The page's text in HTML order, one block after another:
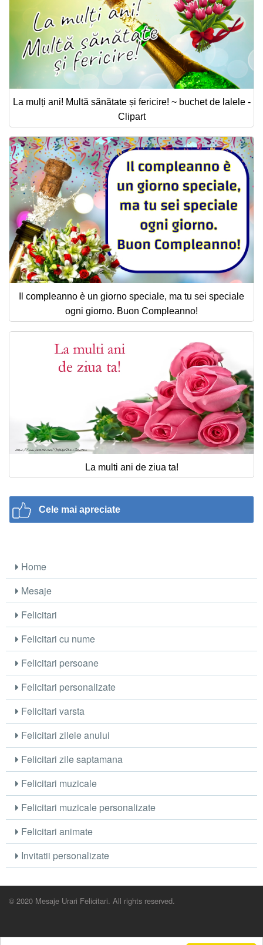
La mulți ani! Multă sănătate și fericire! ~ buchet de lalele -
Clipart
Il compleanno è un giorno speciale, ma tu sei speciale
ogni giorno. Buon Compleanno!
La multi ani de ziua ta!
Cele mai apreciate
Home
Mesaje
Felicitari
Felicitari cu nume
Felicitari persoane
Felicitari personalizate
Felicitari varsta
Felicitari zilele anului
Felicitari zile saptamana
Felicitari muzicale
Felicitari muzicale personalizate
Felicitari animate
Invitatii personalizate
© 2020 Mesaje Urari Felicitari. All rights reserved.